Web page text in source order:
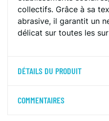
collectifs. Grâce à sa
abrasive, il garantit un
délicat sur toutes les
DÉTAILS DU PRODUIT
COMMENTAIRES